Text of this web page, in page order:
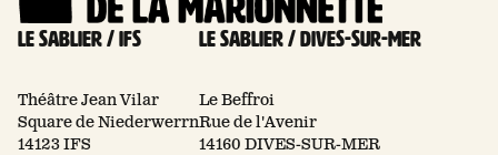
Le Sablier / Ifs
Théâtre Jean Vilar
Square de Niederwerrn
14123 IFS
Le Sablier / Dives-sur-mer
Le Beffroi
Rue de l'Avenir
14160 DIVES-SUR-MER